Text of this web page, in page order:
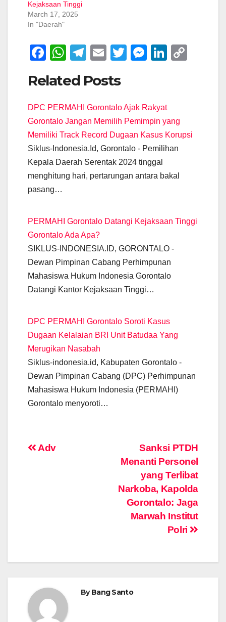
Kejaksaan Tinggi
March 17, 2025
In "Daerah"
F
c
e
b
o
o
k
W
at
s
A
p
p
T
e
gr
a
m
E
ail
T
er
M
e
n
g
er
Li
e
dI
n
n
Related Posts
DPC PERMAHI Gorontalo Ajak Rakyat
Gorontalo Jangan Memilih Pemimpin yang
Memiliki Track Record Dugaan Kasus Korupsi
Siklus-Indonesia.Id, Gorontalo - Pemilihan
Kepala Daerah Serentak 2024 tinggal
menghitung hari, pertarungan antara bakal
pasang…
PERMAHI Gorontalo Datangi Kejaksaan Tinggi
Gorontalo Ada Apa?
SIKLUS-INDONESIA.ID, GORONTALO -
Dewan Pimpinan Cabang Perhimpunan
Mahasiswa Hukum Indonesia Gorontalo
Datangi Kantor Kejaksaan Tinggi…
DPC PERMAHI Gorontalo Soroti Kasus
Dugaan Kelalaian BRI Unit Batudaa Yang
Merugikan Nasabah
Siklus-indonesia.id, Kabupaten Gorontalo -
Dewan Pimpinan Cabang (DPC) Perhimpunan
Mahasiswa Hukum Indonesia (PERMAHI)
Gorontalo menyoroti…
Post
Sanksi PTDH
Menanti Personel
yang Terlibat
Narkoba, Kapolda
Gorontalo: Jaga
Marwah Institut
Polri
Adv
ByBang Santo